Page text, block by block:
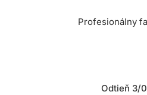
Profesionálny
Odtieň 3/